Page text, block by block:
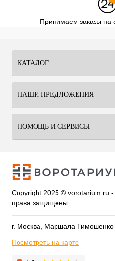
Принимаем заказы на
КАТАЛОГ
НАШИ ПРЕДЛОЖЕНИЯ
ПОМОЩЬ И СЕРВИСЫ
Copyright 2025 © vorotarium.ru -
права защищены.
г. Москва, Маршала Тимошенко
Посмотреть на карте